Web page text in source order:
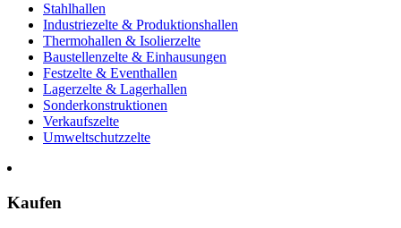
Stahlhallen
Industriezelte & Produktionshallen
Thermohallen & Isolierzelte
Baustellenzelte & Einhausungen
Festzelte & Eventhallen
Lagerzelte & Lagerhallen
Sonderkonstruktionen
Verkaufszelte
Umweltschutzzelte
Kaufen